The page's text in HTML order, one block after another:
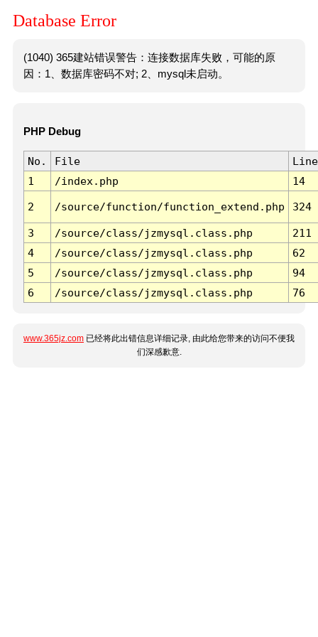
Database Error
(1040) 365建站错误警告：连接数据库失败，可能的原
因：1、数据库密码不对; 2、mysql未启动。
PHP Debug
No. File
Line
1
/index.php 14
2 /source/function/function_extend.php 324
3 /source/class/jzmysql.class.php
211
4
/source/class/jzmysql.class.php
62
5
/source/class/jzmysql.class.php
94
6
/source/class/jzmysql.class.php 76
www.365jz.com 已经将此出错信息详细记录, 由此给您带来的访问不便我
们深感歉意.